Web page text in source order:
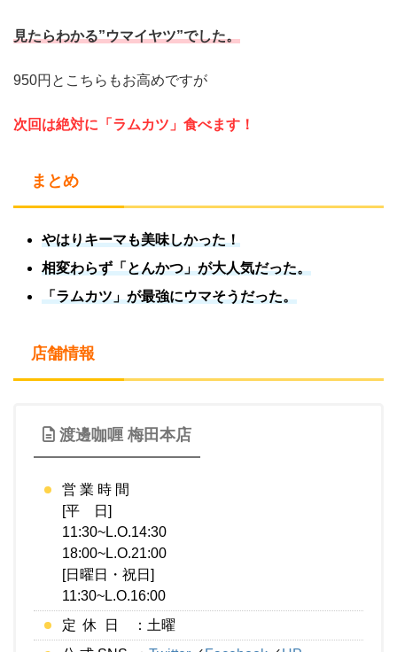
見たらわかる”ウマイヤツ”でした。
950円とこちらもお高めですが
次回は絶対に「ラムカツ」食べます！
まとめ
やはりキーマも美味しかった！
相変わらず「とんかつ」が大人気だった。
「ラムカツ」が最強にウマそうだった。
店舗情報
渡邊咖喱 梅田本店
営 業 時 間
[平 日]
11:30~L.O.14:30
18:00~L.O.21:00
[日曜日・祝日]
11:30~L.O.16:00
定 休 日 ：土曜